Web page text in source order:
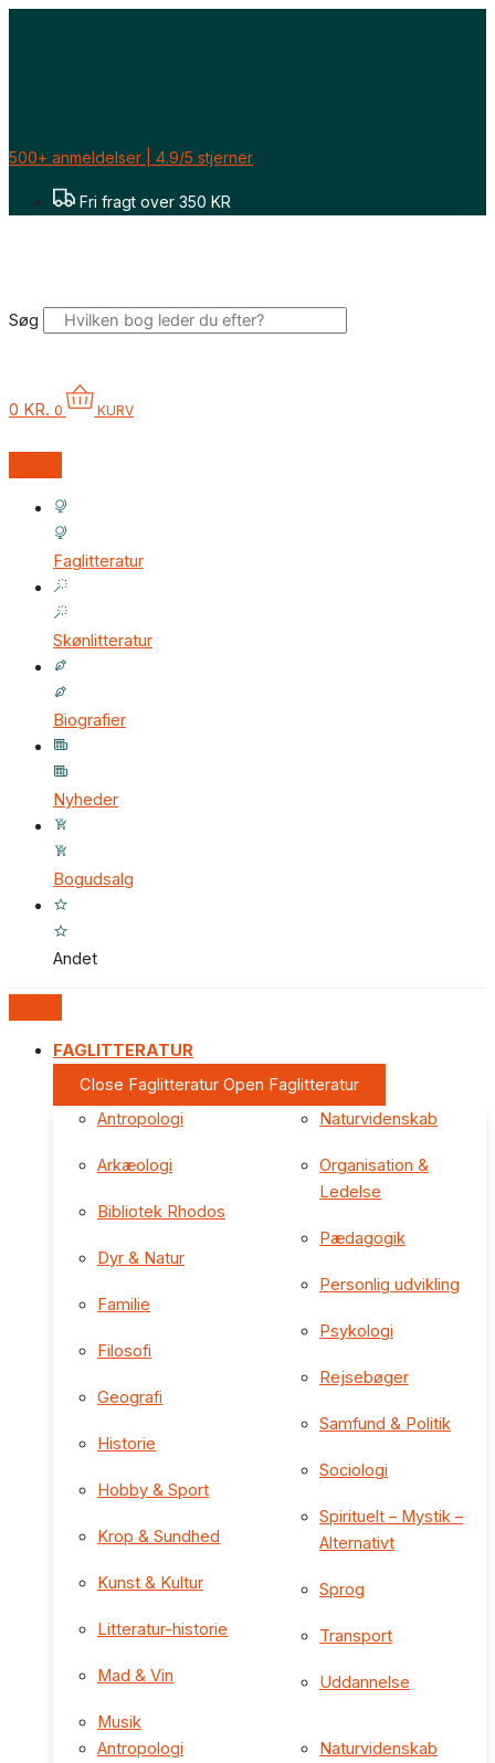
Gå
500+ anmeldelser | 4.9/5 stjerner
Fri fragt over 350 KR
Søg
0 KR. 0 KURV
Faglitteratur
Skønlitteratur
Biografier
Nyheder
Bogudsalg
Andet
FAGLITTERATUR
Close Faglitteratur Open Faglitteratur
Antropologi
Arkæologi
Bibliotek Rhodos
Dyr & Natur
Familie
Filosofi
Geografi
Historie
Hobby & Sport
Krop & Sundhed
Kunst & Kultur
Litteratur-historie
Mad & Vin
Musik
Naturvidenskab
Organisation &
Ledelse
Pædagogik
Personlig udvikling
Psykologi
Rejsebøger
Samfund & Politik
Sociologi
Spirituelt – Mystik –
Alternativt
Sprog
Transport
Uddannelse
Antropologi
Naturvidenskab